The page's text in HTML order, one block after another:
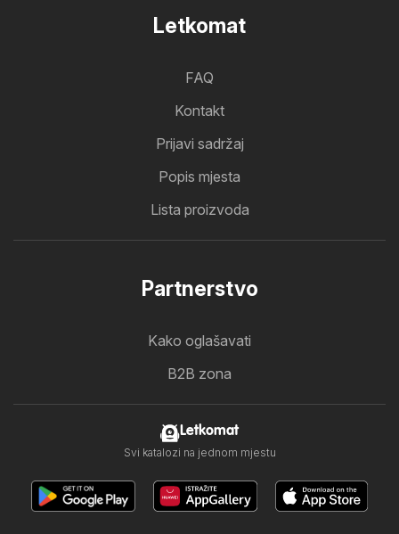
Letkomat
FAQ
Kontakt
Prijavi sadržaj
Popis mjesta
Lista proizvoda
Partnerstvo
Kako oglašavati
B2B zona
Letkomat
Svi katalozi na jednom mjestu